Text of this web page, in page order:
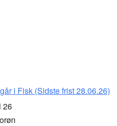
i Fisk (Sidste frist 28.06.26)
26